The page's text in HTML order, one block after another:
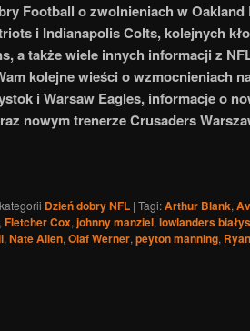
Football o zwolnieniach w Oakland
i Indianapolis Colts, kolejnych
a także wiele innych informacji z
kolejne wieści o wzmocnieniach
i Warsaw Eagles, informacje o
nowym trenerze Crusaders
Dzień dobry NFL | Tagi:Arthur Blank,
, Fletcher Cox, johnny manziel, lowlanders
, Nate Allen, Olaf Werner, peyton manning,